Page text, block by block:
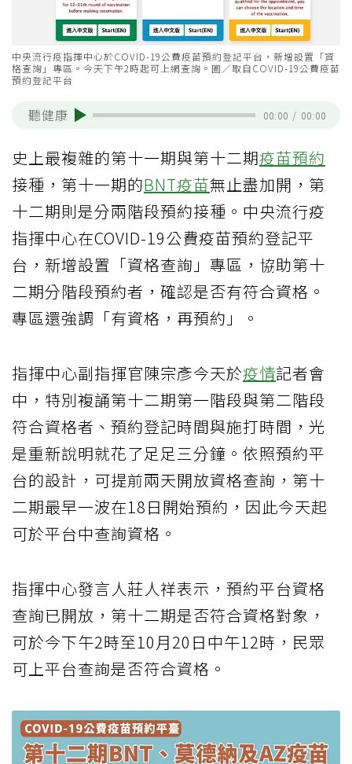
中央流行疫指揮中心於COVID-19公費疫苗預約登記平台，新增設置「資
格查詢」專區。今天下午2時起可上網查詢。圖／取自COVID-19公費疫苗
預約登記平台
聽健康 00:00 / 00:00
史上最複雜的第十一期與第十二期疫苗預約
接種，第十一期的BNT疫苗無止盡加開，第
十二期則是分兩階段預約接種。中央流行疫
指揮中心在COVID-19公費疫苗預約登記平
台，新增設置「資格查詢」專區，協助第十
二期分階段預約者，確認是否有符合資格。
專區還強調「有資格，再預約」。
指揮中心副指揮官陳宗彥今天於疫情記者會
中，特別複誦第十二期第一階段與第二階段
符合資格者、預約登記時間與施打時間，光
是重新說明就花了足足三分鐘。依照預約平
台的設計，可提前兩天開放資格查詢，第十
二期最早一波在18日開始預約，因此今天起
可於平台中查詢資格。
指揮中心發言人莊人祥表示，預約平台資格
查詢已開放，第十二期是否符合資格對象，
可於今下午2時至10月20日中午12時，民眾
可上平台查詢是否符合資格。